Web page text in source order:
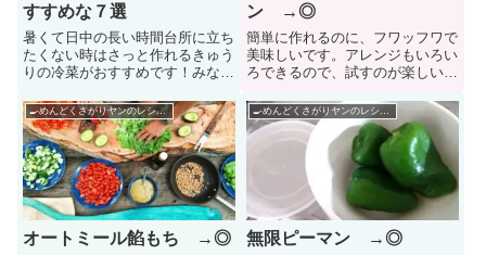
すすめな７選
暑くて日中の長い時間台所に立ち
たくない時はさっと作れるきゅう
りの冷菜がおすすめです！みなさ
ば、何を思い浮かべますか？きゅ
うりですよね^^？ｗきゅうりは低
カロリーだけれど、栄養素は豊富
ですし果物のように加熱せずに
Read more...
ン →◎
簡単に作れるのに、フワッフワで
美味しいです。アレンジもいろい
ろできるので、試すのが楽しいで
🍳めんどくさがりヤンのレシピ帳🌶
オートミール餡もち →◎
🍳めんどくさがりヤンのレシピ帳🌶
無限ピーマン →◎